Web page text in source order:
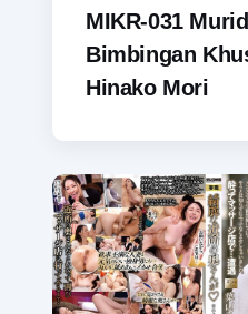
MIKR-031
Bimbingan
Hinako Mori